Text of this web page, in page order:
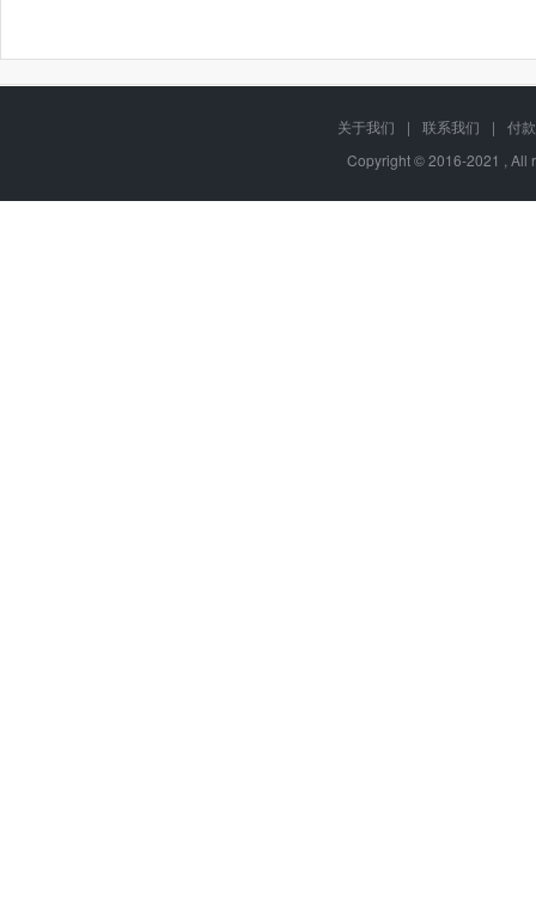
关于我们 | 联系我们 |
付
Copyright © 2016-2021 ,